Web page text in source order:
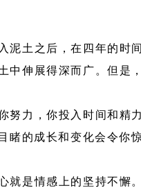
泥土之后，在四年的时
中伸展得深而广。但是
努力，你投入时间和精
睹的成长和变化会令你惊
就是情感上的坚持不懈。